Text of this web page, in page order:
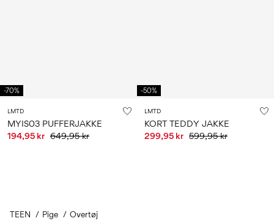
-70%
LMTD
MYIS03 PUFFERJAKKE
194,95 kr 649,95 kr
-50%
LMTD
KORT TEDDY JAKKE
299,95 kr 599,95 kr
TEEN Pige Overtøj